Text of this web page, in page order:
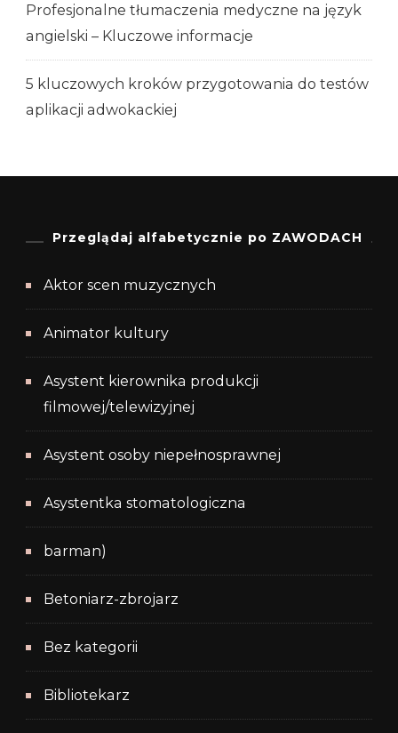
Profesjonalne tłumaczenia medyczne na język
angielski – Kluczowe informacje
5 kluczowych kroków przygotowania do testów
aplikacji adwokackiej
Przeglądaj alfabetycznie po ZAWODACH
Aktor scen muzycznych
Animator kultury
Asystent kierownika produkcji
filmowej/telewizyjnej
Asystent osoby niepełnosprawnej
Asystentka stomatologiczna
barman)
Betoniarz-zbrojarz
Bez kategorii
Bibliotekarz